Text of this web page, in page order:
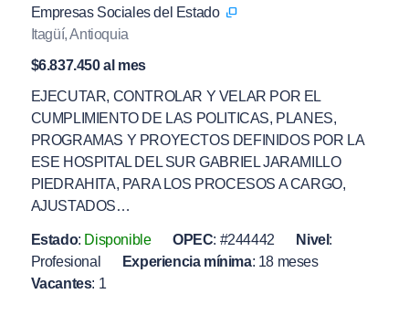
Empresas Sociales del Estado
Itagüí, Antioquia
$6.837.450 al mes
EJECUTAR, CONTROLAR Y VELAR POR EL
CUMPLIMIENTO DE LAS POLITICAS, PLANES,
PROGRAMAS Y PROYECTOS DEFINIDOS POR LA
ESE HOSPITAL DEL SUR GABRIEL JARAMILLO
PIEDRAHITA, PARA LOS PROCESOS A CARGO,
AJUSTADOS…
Estado: Disponible OPEC: #244442 Nivel :
Profesional
Experiencia mínima: 18 meses
Vacantes: 1